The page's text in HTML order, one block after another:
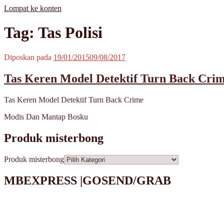
Lompat ke konten
MisterBong | www.misterbong.net | Specialist Penjualan Bong Dan
misterbong | Distributor Specialist Penjualan Bong Kaca Pyrex
misterbong | bong | bong kaca | bong kaca pyrex | bong online |
cangklong | cangklong kaca pyrex | jual cangklong | cangklong
Tag: Tas Polisi
Diposkan pada 19/01/201509/08/2017
Tas Keren Model Detektif Turn Back
Tas Keren Model Detektif Turn Back Crime
Modis Dan Mantap Bosku
Produk misterbong
Produk misterbong
MBEXPRESS |GOSEND/GRAB